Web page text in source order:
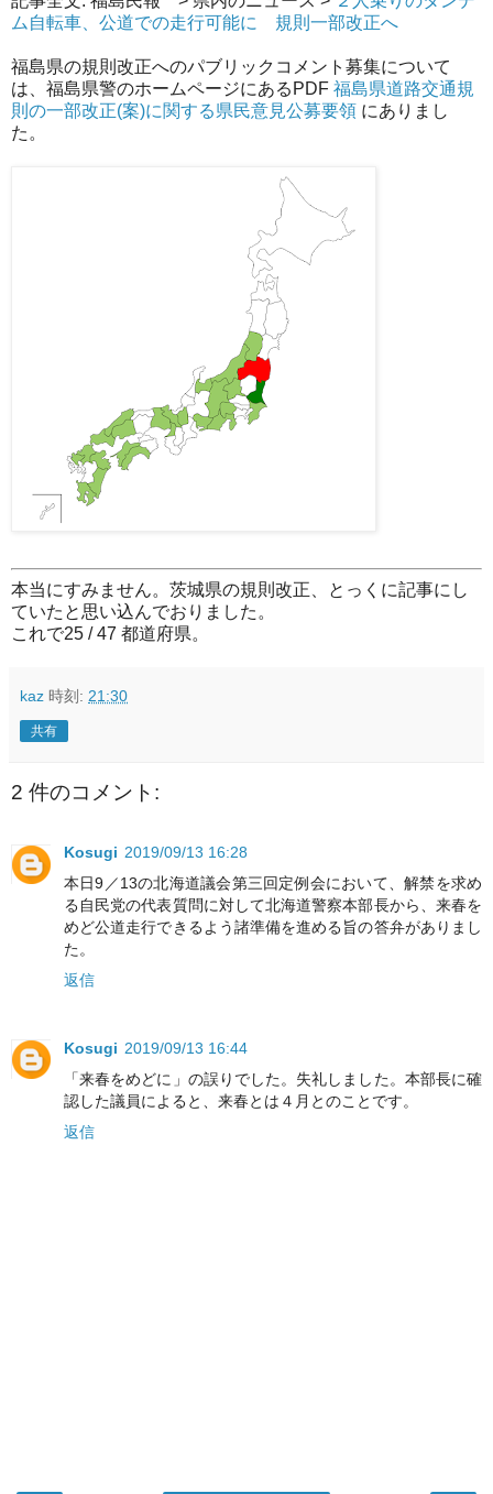
ム自転車、公道での走行可能に 規則一部改正へ
福島県の規則改正へのパブリックコメント募集について
は、福島県警のホームページにあるPDF 福島県道路交通規
則の一部改正(案)に関する県民意見公募要領 にありまし
た。
本当にすみません。茨城県の規則改正、とっくに記事にし
ていたと思い込んでおりました。
これで25 / 47 都道府県。
kaz 時刻: 21:30
共有
2 件のコメント:
Kosugi 2019/09/13 16:28
本日9／13の北海道議会第三回定例会において、解禁を求め
る自民党の代表質問に対して北海道警察本部長から、来春を
めど公道走行できるよう諸準備を進める旨の答弁がありまし
た。
返信
Kosugi 2019/09/13 16:44
「来春をめどに」の誤りでした。失礼しました。本部長に確
認した議員によると、来春とは４月とのことです。
返信